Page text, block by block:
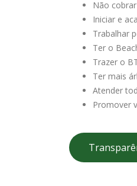
Não
Iniciar e
Trabalhar
Ter o
Trazer o
Ter mais
Atender
Promover